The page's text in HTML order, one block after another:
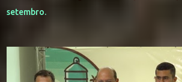
setembro.